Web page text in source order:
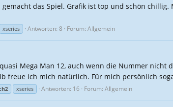
das Spiel. Grafik ist top und schön
xseries Antworten: 8 Forum: Allgemein
Mega Man 12, auch wenn die Nummer nicht
freue ich mich natürlich. Für mich persönlich
xseries Antworten: 16 Forum: Allgemein